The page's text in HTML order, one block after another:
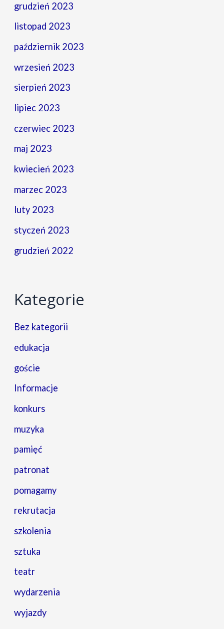
grudzień 2023
listopad 2023
październik 2023
wrzesień 2023
sierpień 2023
lipiec 2023
czerwiec 2023
maj 2023
kwiecień 2023
marzec 2023
luty 2023
styczeń 2023
grudzień 2022
Kategorie
Bez kategorii
edukacja
goście
Informacje
konkurs
muzyka
pamięć
patronat
pomagamy
rekrutacja
szkolenia
sztuka
teatr
wydarzenia
wyjazdy